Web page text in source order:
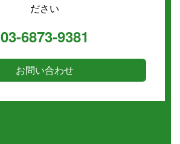
ださい
03-6873-9381
お問い合わせ